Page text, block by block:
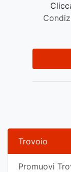
Trovoio
Promuovi